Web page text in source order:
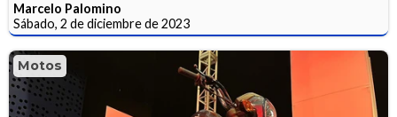
Marcelo Palomino
Sábado, 2 de diciembre de 2023
Motos